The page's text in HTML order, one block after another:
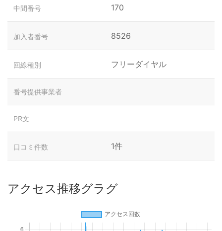
中間番号 170
加入者番号 8526
回線種別 フリーダイヤル
番号提供事業者
PR文
口コミ件数 1件
アクセス推移グラグ